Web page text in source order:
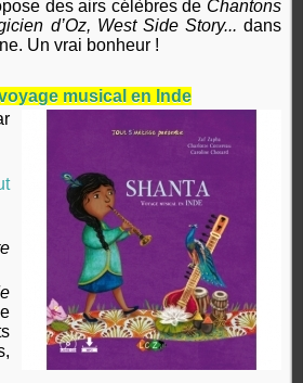
des airs célèbres de Chantons
d’Oz, West Side Story... dans
Un vrai bonheur !
musical en Inde